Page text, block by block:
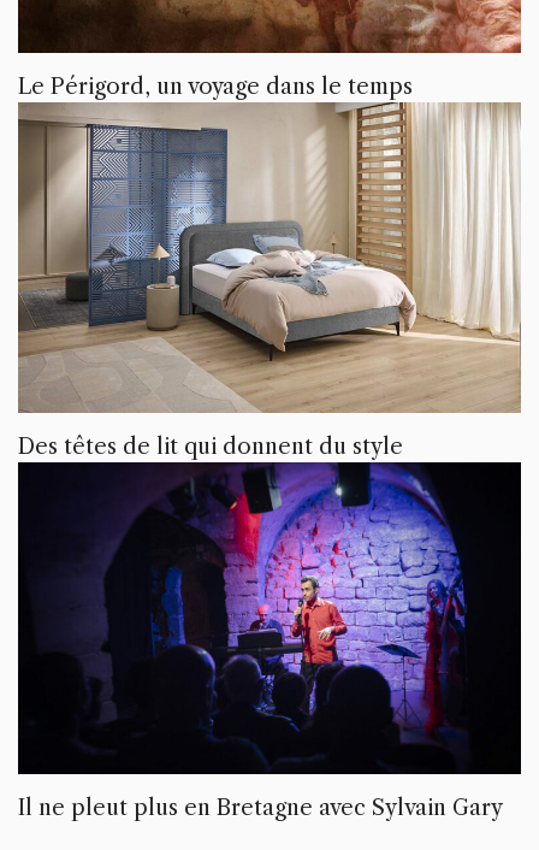
Le Périgord, un voyage dans le temps
Des têtes de lit qui donnent du style
Il ne pleut plus en Bretagne avec Sylvain Gary